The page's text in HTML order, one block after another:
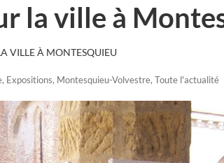
la ville à
VILLE À MONTESQUIEU
, Expositions, Montesquieu-Volvestre, Toute l'actualité